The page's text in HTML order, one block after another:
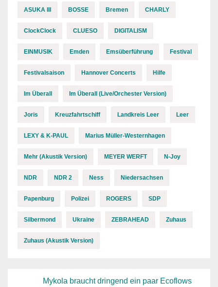
ASUKA III BOSSE Bremen CHARLY
ClockClock CLUESO DIGITALISM
EINMUSIK Emden Emsüberführung Festival
Festivalsaison Hannover Concerts Hilfe
Im Überall Im Überall (Live/Orchester Version)
Joris Kreuzfahrtschiff Landkreis Leer Leer
LEXY & K-PAUL Marius Müller-Westernhagen
Mehr (Akustik Version) MEYER WERFT N-Joy
NDR NDR 2 Ness Niedersachsen
Papenburg Polizei ROGERS SDP
Silbermond Ukraine ZEBRAHEAD Zuhaus
Zuhaus (Akustik Version)
Mykola braucht dringend ein paar Ecoflows